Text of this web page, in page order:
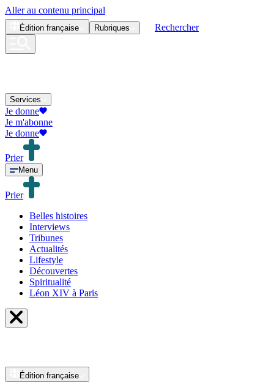
Aller au contenu principal
Édition française Rubriques Rechercher
Services
Je donne
Je m'abonne
Je donne
Prier
Menu
Prier
Belles histoires
Interviews
Tribunes
Actualités
Lifestyle
Découvertes
Spiritualité
Léon XIV à Paris
Édition française